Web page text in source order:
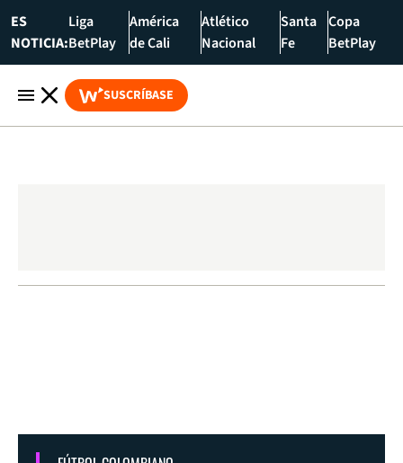
ES
NOTICIA:
Liga
BetPlay
América
de Cali
Atlético
Nacional
Santa
Fe
Copa
BetPlay
SUSCRÍBASE